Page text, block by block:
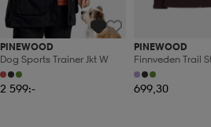
PINEWOOD
Dog Sports Trainer Jkt W
2 599:-
PINEWOOD
Finnveden Trail
W
699,30